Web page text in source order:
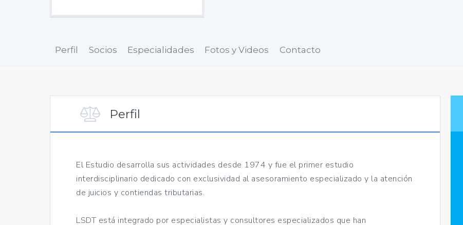
Perfil Socios Especialidades Fotos y Videos Contacto
Perfil
El Estudio desarrolla sus actividades desde 1974 y fue el primer estudio
interdisciplinario dedicado con exclusividad al asesoramiento especializado y la atención
de juicios y contiendas tributarias.
LSDT está integrado por especialistas y consultores especializados que han